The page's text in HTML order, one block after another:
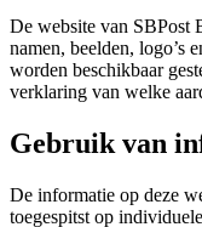
De website van SBPost
namen, beelden, logo’s
worden beschikbaar
verklaring van welke
Gebruik van
De informatie op deze
toegespitst op